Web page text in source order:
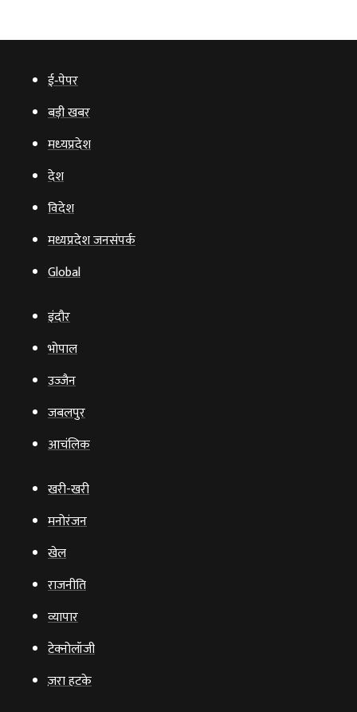
ई‑पेपर
बड़ी खबर
मध्‍यप्रदेश
देश
विदेश
मध्यप्रदेश जनसंपर्क
Global
इंदौर
भोपाल
उज्‍जैन
जबलपुर
आचंलिक
खरी-खरी
मनोरंजन
खेल
राजनीति
व्‍यापार
टेक्‍नोलॉजी
ज़रा हटके